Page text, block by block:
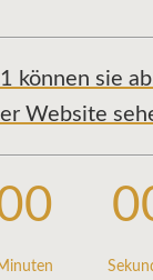
können sie
Website